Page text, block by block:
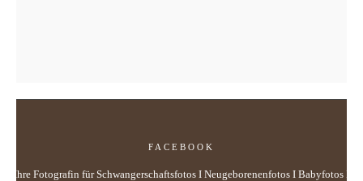
FACEBOOK
Ihre Fotografin für Schwangerschaftsfotos I Neugeborenenfotos I Babyfotos I